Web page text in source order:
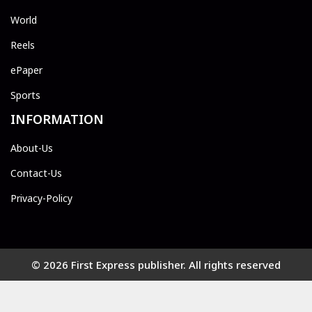
World
Reels
ePaper
Sports
INFORMATION
About-Us
Contact-Us
Privacy-Policy
© 2026 First Express publisher. All rights reserved